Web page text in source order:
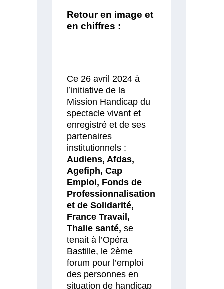
Retour en image et
en chiffres :
Ce 26 avril 2024 à
l’initiative de la
Mission Handicap du
spectacle vivant et
enregistré et de ses
partenaires
institutionnels :
Audiens, Afdas,
Agefiph, Cap
Emploi, Fonds de
Professionnalisation
et de Solidarité,
France Travail,
Thalie santé,se
tenait à l’Opéra
Bastille, le 2ème
forum pour l’emploi
des personnes en
situation de handicap